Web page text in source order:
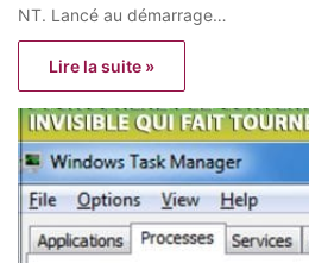
NT. Lancé au démarrage…
Lire la suite »